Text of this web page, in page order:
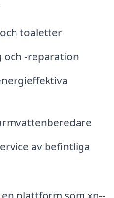
toaletter
och -reparation
av befintliga
plattform som xn--